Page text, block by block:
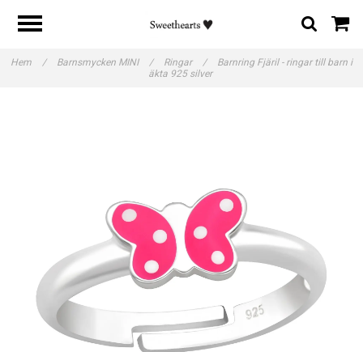
Hem / Barnsmycken MINI / Ringar /
Barnring Fjäril - ringar till barn i
äkta 925 silver